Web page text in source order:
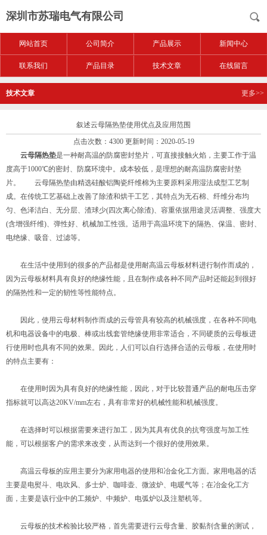
深圳市苏瑞电气有限公司
网站首页 公司简介 产品展示 新闻中心
联系我们 产品目录 技术文章 在线留言
技术文章 更多>>
叙述云母隔热垫使用优点及应用范围
点击次数：4300 更新时间：2020-05-19
云母隔热垫是一种耐高温的防腐密封垫片，可直接接触火焰，主要工作于温
度高于1000℃的密封、防腐环境中。成本较低，是理想的耐高温防腐密封垫
片。 云母隔热垫由精选硅酸铝陶瓷纤维棉为主要原料采用湿法成型工艺制
成。在传统工艺基础上改善了除渣和烘干工艺，其特点为无石棉、纤维分布均
匀、色泽洁白、无分层、渣球少(四次离心除渣)、容重依据用途灵活调整、强度大
(含增强纤维)、弹性好、机械加工性强。适用于高温环境下的隔热、保温、密封、
电绝缘、吸音、过滤等。
在生活中使用到的很多的产品都是使用耐高温云母板材料进行制作而成的，
因为云母板材料具有良好的绝缘性能，且在制作成各种不同产品时还能起到很好
的隔热性和一定的韧性等性能特点。
因此，使用云母材料制作而成的云母管具有较高的机械强度，在各种不同电
机和电器设备中的电极、棒或出线套管绝缘使用非常适合，不同硬质的云母板进
行使用时也具有不同的效果。因此，人们可以自行选择合适的云母板，在使用时
的特点主要有：
在使用时因为具有良好的绝缘性能，因此，对于比较普通产品的耐电压击穿
指标就可以高达20KV/mm左右，具有非常好的机械性能和机械强度。
在选择时可以根据需要来进行加工，因为其具有优良的抗弯强度与加工性
能，可以根据客户的需求来改变，从而达到一个很好的使用效果。
高温云母板的应用主要分为家用电器的使用和冶金化工方面。家用电器的话
主要是电熨斗、电吹风、多士炉、咖啡壶、微波炉、电暖气等；在冶金化工方
面，主要是该行业中的工频炉、中频炉、电弧炉以及注塑机等。
云母板的技术检验比较严格，首先需要进行云母含量、胶黏剂含量的测试，